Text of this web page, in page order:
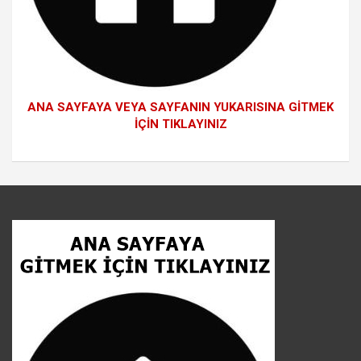
ANA SAYFAYA VEYA SAYFANIN YUKARISINA GİTMEK
İÇİN TIKLAYINIZ